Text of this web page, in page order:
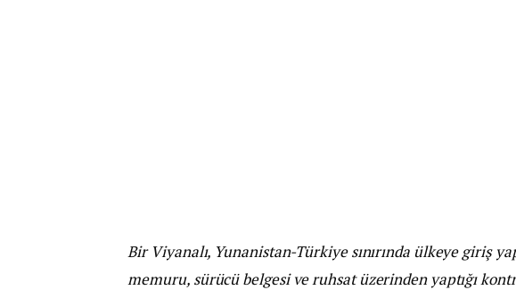
Bir Viyanalı, Yunanistan-Türkiye sınırında ülkeye giriş
memuru, sürücü belgesi ve ruhsat üzerinden yaptığı